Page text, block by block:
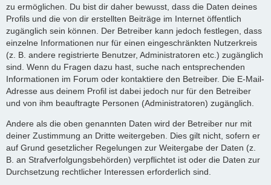
zu ermöglichen. Du bist dir daher bewusst, dass die Daten deines
Profils und die von dir erstellten Beiträge im Internet öffentlich
zugänglich sein können. Der Betreiber kann jedoch festlegen, dass
einzelne Informationen nur für einen eingeschränkten Nutzerkreis
(z. B. andere registrierte Benutzer, Administratoren etc.) zugänglich
sind. Wenn du Fragen dazu hast, suche nach entsprechenden
Informationen im Forum oder kontaktiere den Betreiber. Die E-Mail-
Adresse aus deinem Profil ist dabei jedoch nur für den Betreiber
und von ihm beauftragte Personen (Administratoren) zugänglich.
Andere als die oben genannten Daten wird der Betreiber nur mit
deiner Zustimmung an Dritte weitergeben. Dies gilt nicht, sofern er
auf Grund gesetzlicher Regelungen zur Weitergabe der Daten (z.
B. an Strafverfolgungsbehörden) verpflichtet ist oder die Daten zur
Durchsetzung rechtlicher Interessen erforderlich sind.